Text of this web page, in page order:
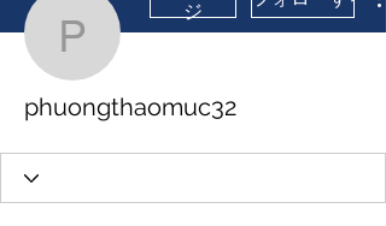
ジ
phuongthaomuc32